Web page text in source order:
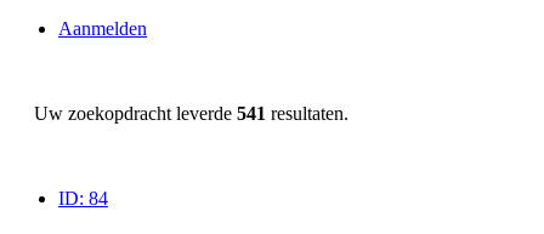
Aanmelden
Uw zoekopdracht leverde 541 resultaten.
ID: 84